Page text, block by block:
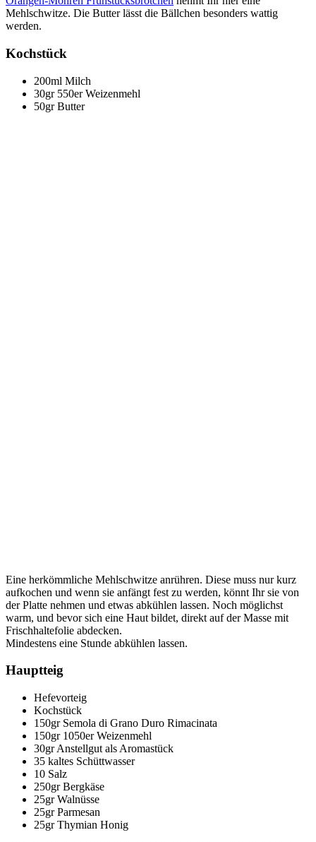
Mehlschwitze. Die Butter lässt die Bällchen besonders wattig
werden.
Kochstück
200ml Milch
30gr 550er Weizenmehl
50gr Butter
Eine herkömmliche Mehlschwitze anrühren. Diese muss nur kurz
aufkochen und wenn sie anfängt fest zu werden, könnt Ihr sie von
der Platte nehmen und etwas abkühlen lassen. Noch möglichst
warm, und bevor sich eine Haut bildet, direkt auf der Masse mit
Frischhaltefolie abdecken.
Mindestens eine Stunde abkühlen lassen.
Hauptteig
Hefevorteig
Kochstück
150gr Semola di Grano Duro Rimacinata
150gr 1050er Weizenmehl
30gr Anstellgut als Aromastück
35 kaltes Schüttwasser
10 Salz
250gr Bergkäse
25gr Walnüsse
25gr Parmesan
25gr Thymian Honig